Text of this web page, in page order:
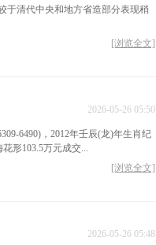
于清代中央和地方省造部分表现稍
[浏览全文]
2026-05-26 05:50
6490)，2012年壬辰(龙)年生肖纪
形103.5万元成交...
[浏览全文]
2026-05-26 05:48